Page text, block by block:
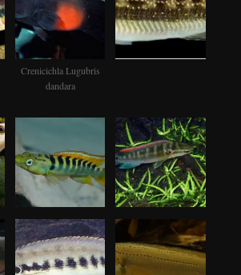
Crenicichla Lugubris
dandara